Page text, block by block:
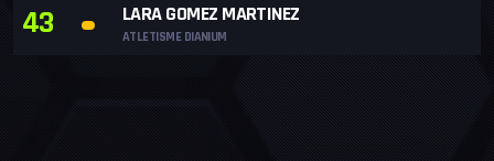
43 LARA GOMEZ MARTINEZ
ATLETISME DIANIUM